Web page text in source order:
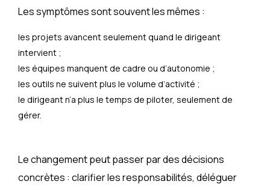
Les symptômes sont souvent les mêmes :
les projets avancent seulement quand le dirigeant
intervient ;
les équipes manquent de cadre ou d’autonomie ;
les outils ne suivent plus le volume d’activité ;
le dirigeant n’a plus le temps de piloter, seulement de
gérer.
Le changement peut passer par des décisions
concrètes : clarifier les responsabilités, déléguer